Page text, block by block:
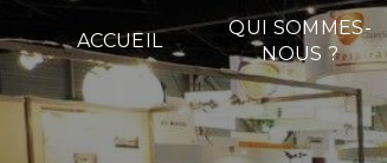
ACCUEIL
QUI SOMMES-
NOUS ?
Panneau de gestion des cookies